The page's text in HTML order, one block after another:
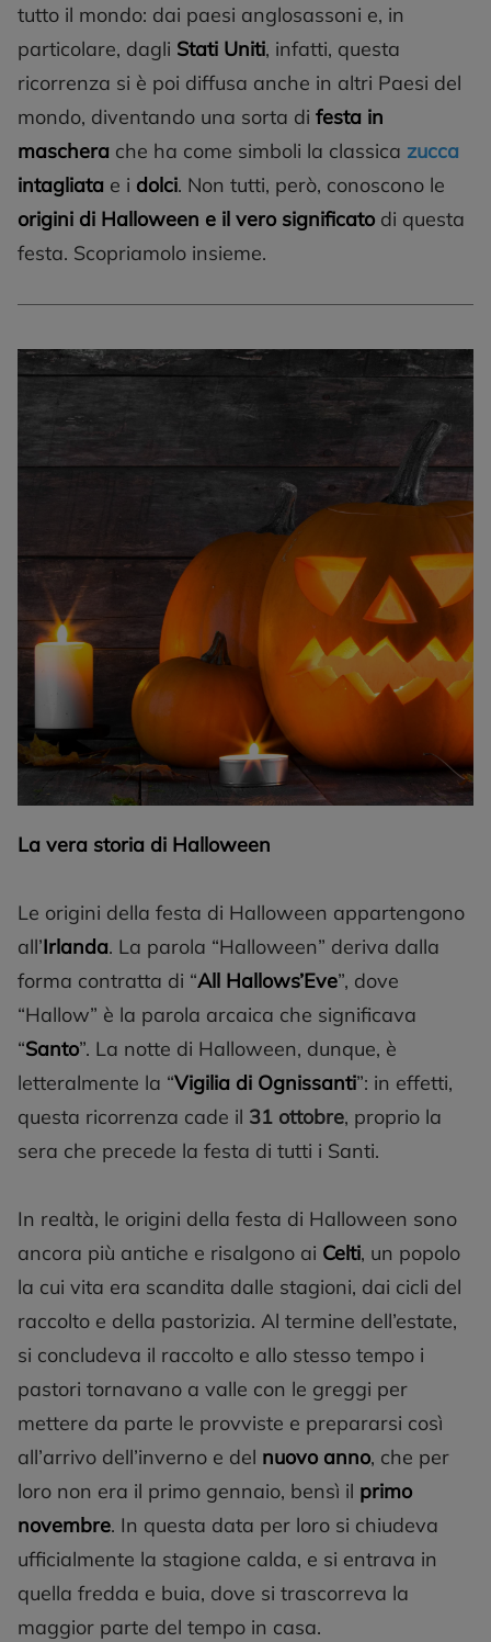
tutto il mondo: dai paesi anglosassoni e, in
particolare, dagli Stati Uniti, infatti, questa
ricorrenza si è poi diffusa anche in altri Paesi del
mondo, diventando una sorta di festa in
maschera che ha come simboli la classica zucca
intagliata e i dolci. Non tutti, però, conoscono le
origini di Halloween e il vero significato di questa
festa. Scopriamolo insieme.
La vera storia di Halloween
Le origini della festa di Halloween appartengono
all’Irlanda. La parola “Halloween” deriva dalla
forma contratta di “All Hallows’Eve”, dove
“Hallow” è la parola arcaica che significava
“Santo”. La notte di Halloween, dunque, è
letteralmente la “Vigilia di Ognissanti”: in effetti,
questa ricorrenza cade il 31 ottobre, proprio la
sera che precede la festa di tutti i Santi.
In realtà, le origini della festa di Halloween sono
ancora più antiche e risalgono ai Celti, un popolo
la cui vita era scandita dalle stagioni, dai cicli del
raccolto e della pastorizia. Al termine dell’estate,
si concludeva il raccolto e allo stesso tempo i
pastori tornavano a valle con le greggi per
mettere da parte le provviste e prepararsi così
all’arrivo dell’inverno e del nuovo anno, che per
loro non era il primo gennaio, bensì il primo
novembre. In questa data per loro si chiudeva
ufficialmente la stagione calda, e si entrava in
quella fredda e buia, dove si trascorreva la
maggior parte del tempo in casa.